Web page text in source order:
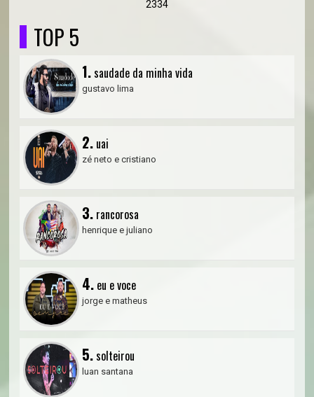
2334
TOP 5
1.saudade da minha vida
gustavo lima
2. uai
zé neto e cristiano
3. rancorosa
henrique e juliano
4. eu e voce
jorge e matheus
5.solteirou
luan santana